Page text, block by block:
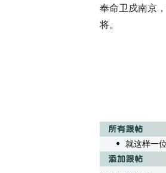
奉命卫戍南京
将。
就这样一